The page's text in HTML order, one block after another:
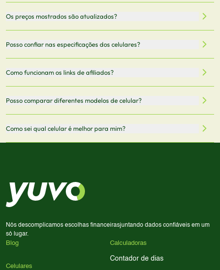
armazenamento, memória RAM, bateria e conectividade
5G.
Os preços mostrados são atualizados?
vendedor antes de finalizar sua compra.
Posso confiar nas especificações dos celulares?
informações mais recentes de cada modelo.
Como funcionam os links de afiliados?
comissão sem custo adicional para você.
Posso comparar diferentes modelos de celular?
Sim! Você pode selecionar até 3 celulares para comparar
Como sei qual celular é melhor para mim?
processador e bateria são essenciais. Use nossos filtros
para encontrar o celular ideal.
Nós descomplicamos escolhas financeirasjuntando dados confiáveis em um
só lugar.
Blog
Celulares
Calculadoras
Contador de dias